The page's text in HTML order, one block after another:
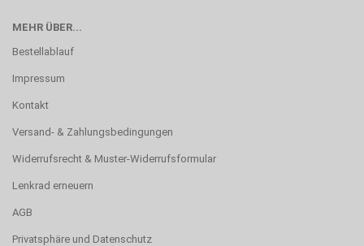
MEHR ÜBER...
Bestellablauf
Impressum
Kontakt
Versand- & Zahlungsbedingungen
Widerrufsrecht & Muster-Widerrufsformular
Lenkrad erneuern
AGB
Privatsphäre und Datenschutz